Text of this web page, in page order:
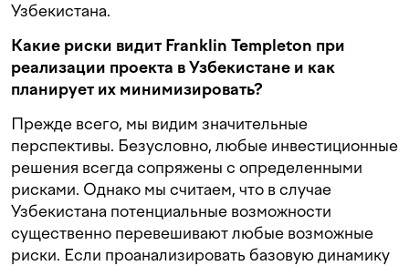
Узбекистана.
Какие риски видит Franklin Templeton при
реализации проекта в Узбекистане и как
планирует их минимизировать?
Прежде всего, мы видим значительные
перспективы. Безусловно, любые инвестиционные
решения всегда сопряжены с определенными
рисками. Однако мы считаем, что в случае
Узбекистана потенциальные возможности
существенно перевешивают любые возможные
риски. Если проанализировать базовую динамику